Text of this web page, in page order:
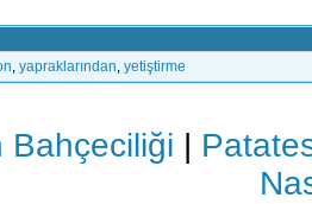
yapraklarından yetiştirme
Bahçeciliği |